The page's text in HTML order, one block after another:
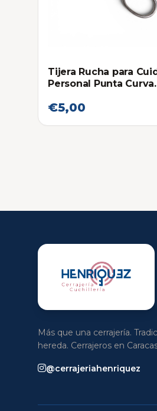
Tijera Rucha para
Personal Punta Curva
€5,00
Más que una cerrajería.
hereda. Cerrajeros en
@cerrajeriahenriquez